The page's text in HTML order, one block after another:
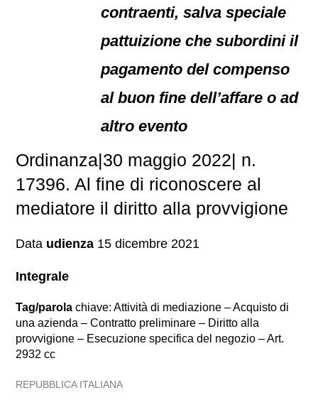
contraenti, salva speciale
pattuizione che subordini il
pagamento del compenso
al buon fine dell’affare o ad
altro evento
Ordinanza|30 maggio 2022| n.
17396. Al fine di riconoscere al
mediatore il diritto alla provvigione
Data udienza 15 dicembre 2021
Integrale
Tag/parola chiave: Attività di mediazione – Acquisto di
una azienda – Contratto preliminare – Diritto alla
provvigione – Esecuzione specifica del negozio – Art.
2932 cc
REPUBBLICA ITALIANA